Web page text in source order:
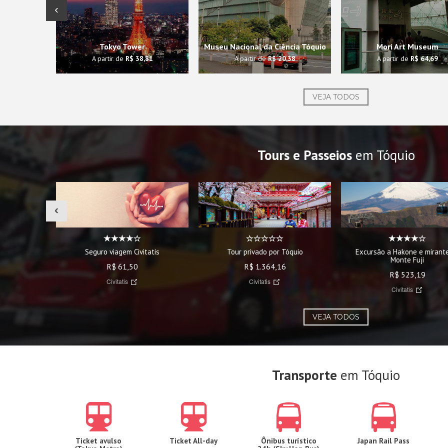
Tokyo Tower
A partir de R$ 38,81
Museu Nacional da Ciência Tóquio
A partir deR$ 20,38
Mori Art Museum
A partir deR$ 64,69
‹
VEJA TODOS
Tours e Passeiosem Tóquio
Seguro viagem Civitatis
R$ 61,50
Civitatis
Tour privado por Tóquio
R$ 1.364,16
Civitatis
Excursão a Hakone e
Monte Fuji
R$ 523,19
Civitatis
‹
VEJA TODOS
Transporte em Tóquio
Ticket avulso
Ticket All-day
Ônibus turístico
Japan Rail Pass